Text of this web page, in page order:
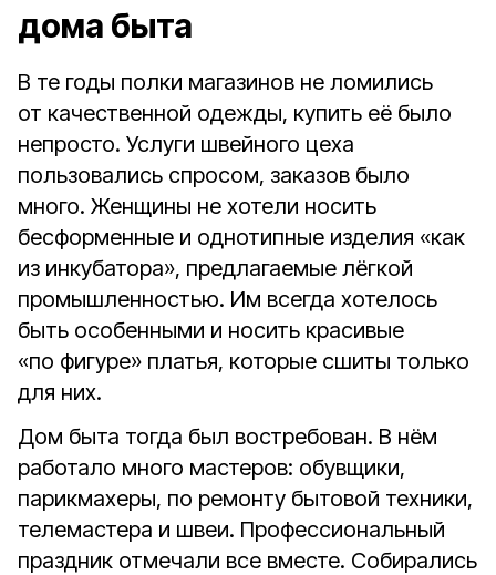
дома быта
В те годы полки магазинов не ломились
от качественной одежды, купить её было
непросто. Услуги швейного цеха
пользовались спросом, заказов было
много. Женщины не хотели носить
бесформенные и однотипные изделия «как
из инкубатора», предлагаемые лёгкой
промышленностью. Им всегда хотелось
быть особенными и носить красивые
«по фигуре» платья, которые сшиты только
для них.
Дом быта тогда был востребован. В нём
работало много мастеров: обувщики,
парикмахеры, по ремонту бытовой техники,
телемастера и швеи. Профессиональный
праздник отмечали все вместе. Собирались